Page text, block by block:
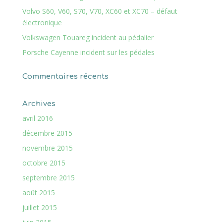
Volvo S60, V60, S70, V70, XC60 et XC70 – défaut
électronique
Volkswagen Touareg incident au pédalier
Porsche Cayenne incident sur les pédales
Commentaires récents
Archives
avril 2016
décembre 2015
novembre 2015
octobre 2015
septembre 2015
août 2015
juillet 2015